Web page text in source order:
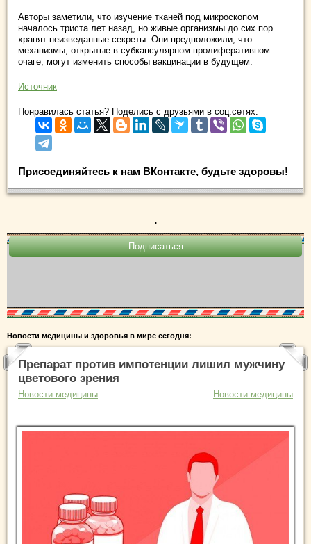
Авторы заметили, что изучение тканей под микроскопом
началось триста лет назад, но живые организмы до сих пор
хранят неизведанные секреты. Они предположили, что
механизмы, открытые в субкапсулярном пролиферативном
очаге, могут изменить способы вакцинации в будущем.
Источник
Понравилась статья? Поделись с друзьями в соц.сетях:
Присоединяйтесь к нам ВКонтакте, будьте здоровы!
.
Новости медицины и здоровья в мире сегодня:
Препарат против импотенции лишил мужчину
цветового зрения
Новости медицины Новости медицины